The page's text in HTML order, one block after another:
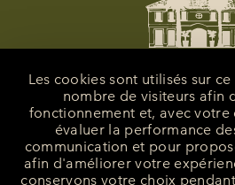
Les cookies sont utilisés sur
nombre de visiteurs afin
fonctionnement et, avec
évaluer la performance
communication et pour
afin d'améliorer votre
conservons votre choix